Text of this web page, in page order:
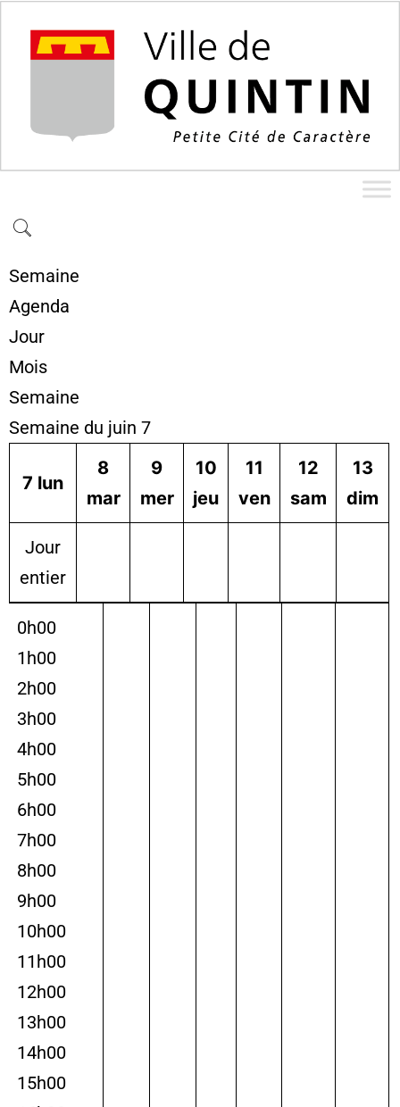
Semaine
Agenda
Jour
Mois
Semaine
Semaine du juin 7
7 lun
8
mar
9
mer
10
jeu
11
ven
12
sam
13
dim
Jour
entier
0h00
1h00
2h00
3h00
4h00
5h00
6h00
7h00
8h00
9h00
10h00
11h00
12h00
13h00
14h00
15h00